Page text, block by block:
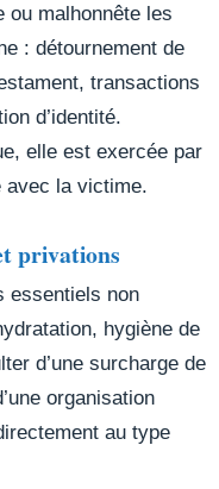
ou malhonnête les
: détournement de
transactions
d’identité.
elle est exercée par
avec la victime.
privations
essentiels non
hygiène de
d’une surcharge de
organisation
au type